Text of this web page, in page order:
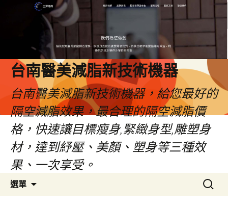
台南醫美減脂新技術機器
台南醫美減脂新技術機器，給您最好的
隔空減脂效果，最合理的隔空減脂價
格，快速讓目標瘦身,緊緻身型,雕塑身
材，達到紓壓、美顏、塑身等三種效
果、一次享受。
選單
搜
尋